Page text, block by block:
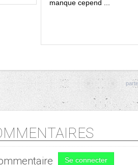
manque cepend ...
Se connecter